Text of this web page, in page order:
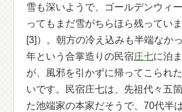
雪も深いようで、ゴールデンウィ
ってもまだ雪がちらほら残ってい
[3]）。朝方の冷え込みも半端なか
年という合掌造りの民宿庄七に泊
が、風邪を引かずに帰ってこられ
いです。民宿庄七は、先祖代々五
た池端家の本家だそうで、70代半